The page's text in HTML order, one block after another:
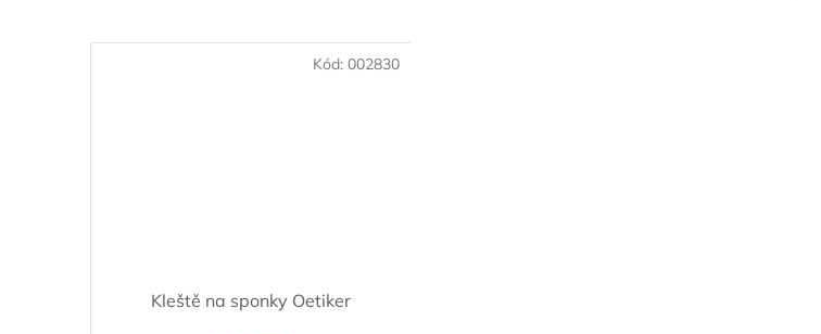
Kleště na sponky Oetiker
Kód: 002830